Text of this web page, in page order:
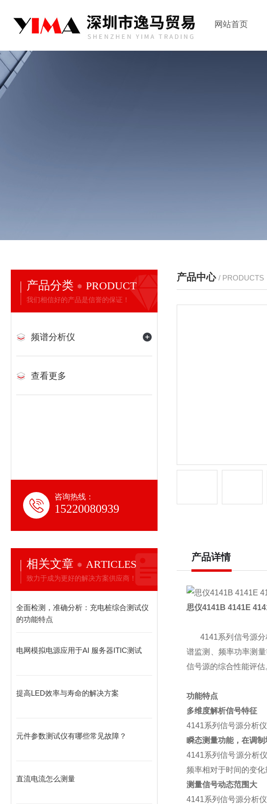
网站首页
产品分类 PRODUCT
我们相信好的产品是信誉的保证！
频谱分析仪
查看更多
咨询热线：
15220080939
相关文章 ARTICLES
致力于成为更好的解决方案供应商！
全面检测，准确分析：充电桩综合测试仪
的功能特点
电网模拟电源应用于AI 服务器ITIC测试
提高LED效率与寿命的解决方案
元件参数测试仪有哪些常见故障？
直流电流怎么测量
产品中心 / PRODUCTS
产品详情
思仪4141B 4141E
4141系列信号源分
谱监测、频率功率测
信号源的综合性能评
功能特点
多维度解析信号特征
4141系列信号源分析
瞬态测量功能，在调
4141系列信号源分析
频率相对于时间的变
测量信号动态范围大
4141系列信号源分析